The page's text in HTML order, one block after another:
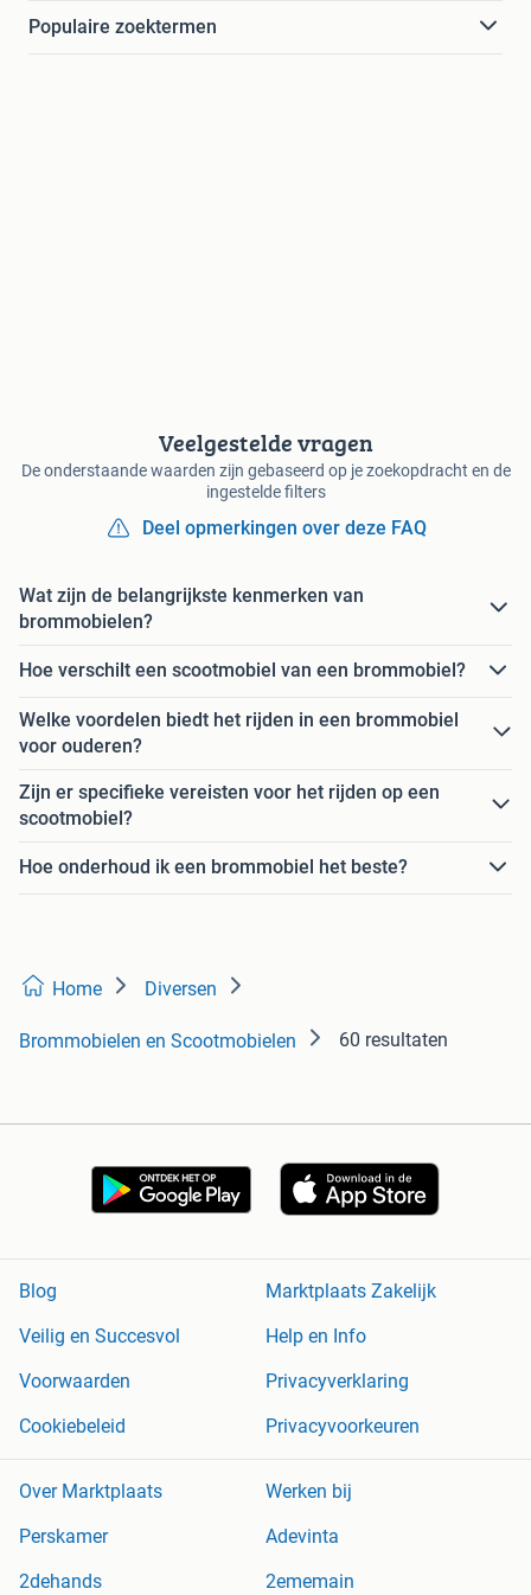
Populaire zoektermen
Veelgestelde vragen
De onderstaande waarden zijn gebaseerd op je zoekopdracht en de
ingestelde filters
Deel opmerkingen over deze FAQ
Wat zijn de belangrijkste kenmerken van
brommobielen?
Hoe verschilt een scootmobiel van een brommobiel?
Welke voordelen biedt het rijden in een brommobiel
voor ouderen?
Zijn er specifieke vereisten voor het rijden op een
scootmobiel?
Hoe onderhoud ik een brommobiel het beste?
Home Diversen
Brommobielen en Scootmobielen 60 resultaten
Blog
Marktplaats Zakelijk
Veilig en Succesvol
Help en Info
Voorwaarden
Privacyverklaring
Cookiebeleid
Privacyvoorkeuren
Over Marktplaats
Werken bij
Perskamer
Adevinta
2dehands
2ememain